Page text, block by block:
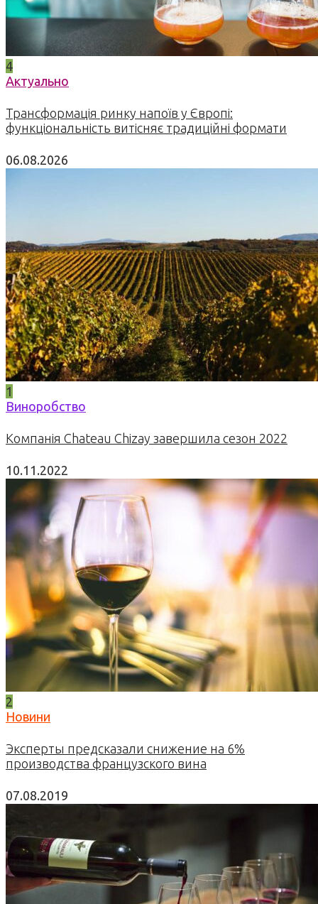
4
Актуально
Трансформація ринку напоїв у Європі:
функціональність витісняє традиційні формати
06.08.2026
1
Виноробство
Компанія Chateau Chizay завершила сезон 2022
10.11.2022
2
Новини
Эксперты предсказали снижение на 6%
производства французского вина
07.08.2019